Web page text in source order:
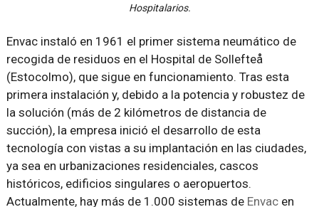
Hospitalarios.
Envac instaló en 1961 el primer sistema neumático de
recogida de residuos en el Hospital de Sollefteå
(Estocolmo), que sigue en funcionamiento. Tras esta
primera instalación y, debido a la potencia y robustez de
la solución (más de 2 kilómetros de distancia de
succión), la empresa inició el desarrollo de esta
tecnología con vistas a su implantación en las ciudades,
ya sea en urbanizaciones residenciales, cascos
históricos, edificios singulares o aeropuertos.
Actualmente, hay más de 1.000 sistemas de Envacen